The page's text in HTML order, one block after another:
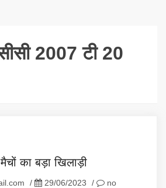
2007 टी 20
का बड़ा खिलाड़ी
/ 29/06/2023 /
no